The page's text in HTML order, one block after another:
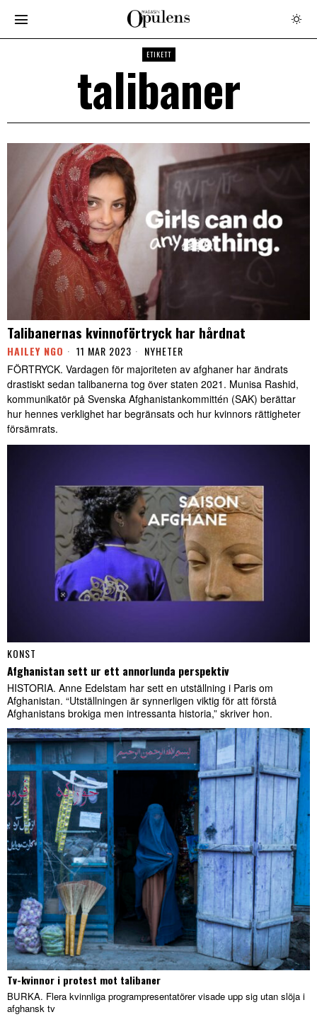
ETIKETT
talibaner
Talibanernas kvinnoförtryck har hårdnat
HAILEY NGO 11 MAR 2023 NYHETER
FÖRTRYCK. Vardagen för majoriteten av afghaner har ändrats
drastiskt sedan talibanerna tog över staten 2021. Munisa Rashid,
kommunikatör på Svenska Afghanistankommittén (SAK) berättar
hur hennes verklighet har begränsats och hur kvinnors rättigheter
försämrats.
KONST
Afghanistan sett ur ett annorlunda perspektiv
HISTORIA. Anne Edelstam har sett en utställning i Paris om
Afghanistan. “Utställningen är synnerligen viktig för att förstå
Afghanistans brokiga men intressanta historia,” skriver hon.
Tv-kvinnor i protest mot talibaner
BURKA. Flera kvinnliga programpresentatörer visade upp sig utan slöja i
afghansk tv